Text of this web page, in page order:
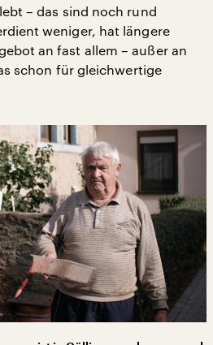
– das sind noch rund
weniger, hat längere
an fast allem – außer an
schon für gleichwertige